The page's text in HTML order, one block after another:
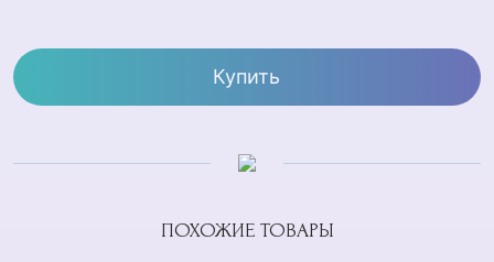
Купить
ПОХОЖИЕ ТОВАРЫ